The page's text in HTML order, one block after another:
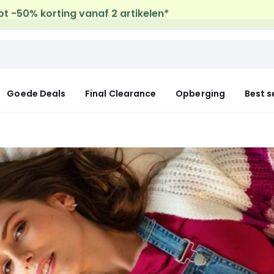
leveringop al de Mode & Home aankopen
Goede Deals Final Clearance Opberging Best